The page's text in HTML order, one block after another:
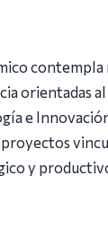
orientadas
e
y